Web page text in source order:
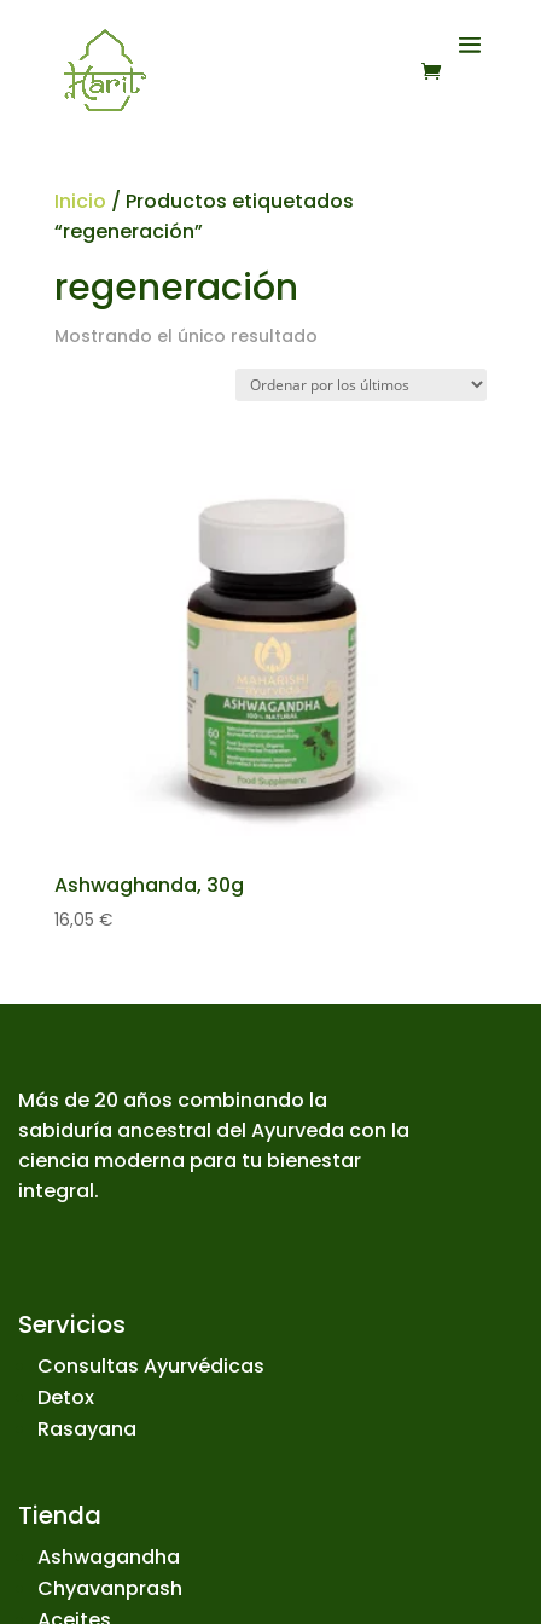
Inicio / Productos etiquetados
“regeneración”
regeneración
Mostrando el único resultado
Ashwaghanda, 30g
16,05 €
Más de 20 años combinando la
sabiduría ancestral del Ayurveda con la
ciencia moderna para tu bienestar
integral.
Servicios
Consultas Ayurvédicas
Detox
Rasayana
Tienda
Ashwagandha
Chyavanprash